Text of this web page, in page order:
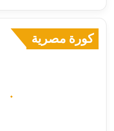
كورة مصرية